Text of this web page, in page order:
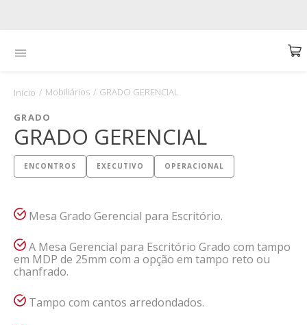
Mobiliários GRADO GERENCIAL
GRADO
GRADO GERENCIAL
ENCONTROS EXECUTIVO OPERACIONAL
Mesa Grado Gerencial para Escritório.
A Mesa Gerencial para Escritório Grado com tampo
em MDP de 25mm com a opção em tampo reto ou
chanfrado.
Tampo com cantos arredondados.